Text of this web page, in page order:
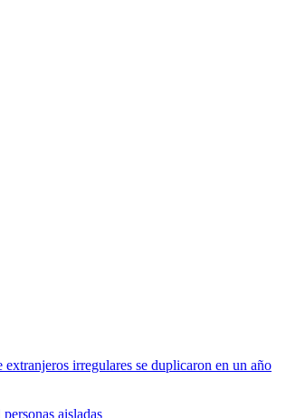
irregulares se duplicaron en un año
aisladas